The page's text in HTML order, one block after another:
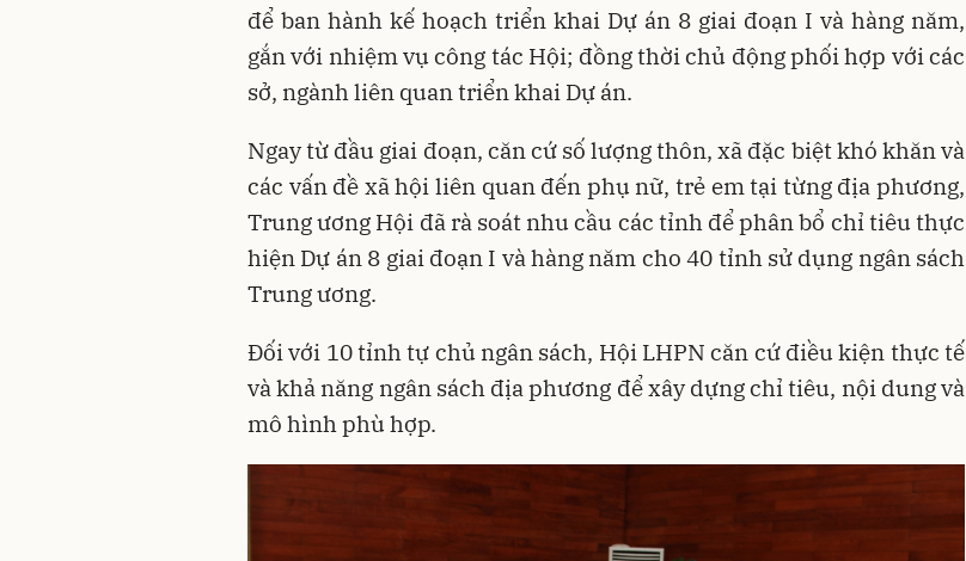
để ban hành kế hoạch triển khai Dự án 8 giai đoạn I và hàng năm,
gắn với nhiệm vụ công tác Hội; đồng thời chủ động phối hợp với các
sở, ngành liên quan triển khai Dự án.
Ngay từ đầu giai đoạn, căn cứ số lượng thôn, xã đặc biệt khó khăn và
các vấn đề xã hội liên quan đến phụ nữ, trẻ em tại từng địa phương,
Trung ương Hội đã rà soát nhu cầu các tỉnh để phân bổ chỉ tiêu thực
hiện Dự án 8 giai đoạn I và hàng năm cho 40 tỉnh sử dụng ngân sách
Trung ương.
Đối với 10 tỉnh tự chủ ngân sách, Hội LHPN căn cứ điều kiện thực tế
và khả năng ngân sách địa phương để xây dựng chỉ tiêu, nội dung và
mô hình phù hợp.